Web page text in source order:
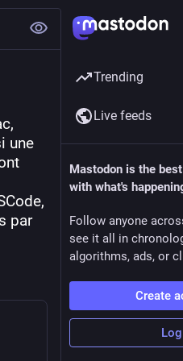
une
par
Trending
Live feeds
Mastodon is the
with what's
Follow anyone
see it all in
algorithms, ads, or
Create